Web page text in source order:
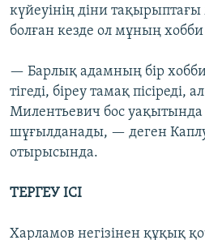
күйеуінің діни
болған кезде ол мұның
— Барлық адамның бір
тігеді, біреу тамақ пісіреді,
Милентьевич бос
шұғылданады, — деген
отырысында.
ТЕРГЕУ ІСІ
Харламов негізінен құқық